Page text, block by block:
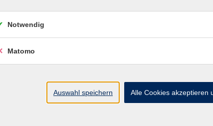
11:30 – 13:00 Uhr
Bad Homburg,
Volkshochschule
Notwendig
Matomo
Auswahl speichern Alle Cookies akzeptieren